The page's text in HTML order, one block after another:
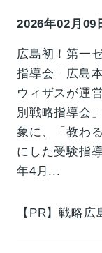
2026年02月09
広島初！第一
指導会「広島
ウィザスが運
別戦略指導会
象に、「教わ
にした受験指
年4月...
【PR】戦略